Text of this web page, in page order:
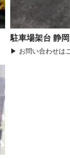
駐車場架台 静
▶ お問い合わせは